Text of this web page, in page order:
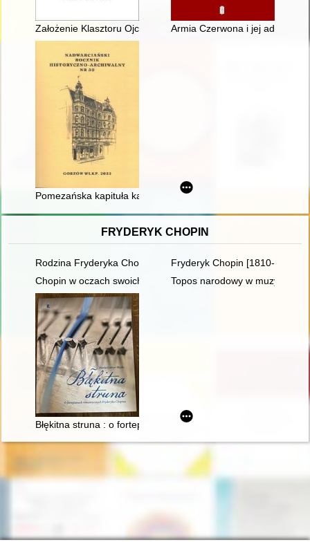
Założenie Klasztoru Ojców Dominikanów w Krakowie : nota
Armia Czerwona i jej
Pomezańska kapituła katedralna w czasach średniowiecza
FRYDERYK CHOPIN
Rodzina Fryderyka Chopina na przełomie XVIII i XIX w
Fryderyk Chopin [1810-1849]
Chopin w oczach swoich uczniówTopos narodowy w muzyce
Błękitna struna : o fortepianach romantycznych Fryderyka